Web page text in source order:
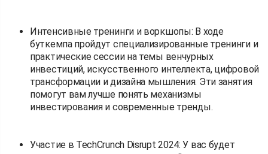
Интенсивные тренинги и воркшопы: В ходе
буткемпа пройдут специализированные тренинги и
практические сессии на темы венчурных
инвестиций, искусственного интеллекта, цифровой
трансформации и дизайна мышления. Эти занятия
помогут вам лучше понять механизмы
инвестирования и современные тренды.
Участие в TechCrunch Disrupt 2024: У вас будет